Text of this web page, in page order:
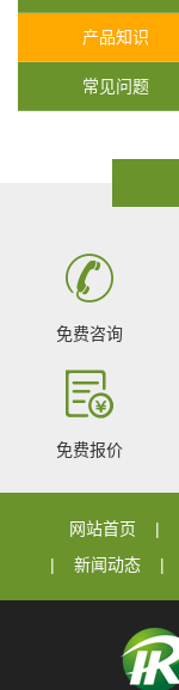
产品知识
常见问题
免费咨询
免费报价
网站首页
新闻动态